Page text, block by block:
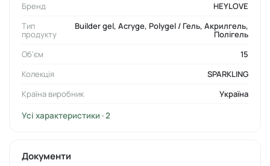
Спосіб застосування:
Ретельно знежирте нігтьову пластину за допомогою
дегідратора
Нанесіть на кінчик нігтя безкислотний праймерUltrabond
Нанесіть підложку зRubber base
Бренд
HEYLOVE
Тип
продукту
Builder gel, Acryge, Polygel / Гель, Акрилгель,
Полігель
Об'єм
15
Колекція
SPARKLING
Країна виробник
Україна
Усі характеристики · 2
Документи